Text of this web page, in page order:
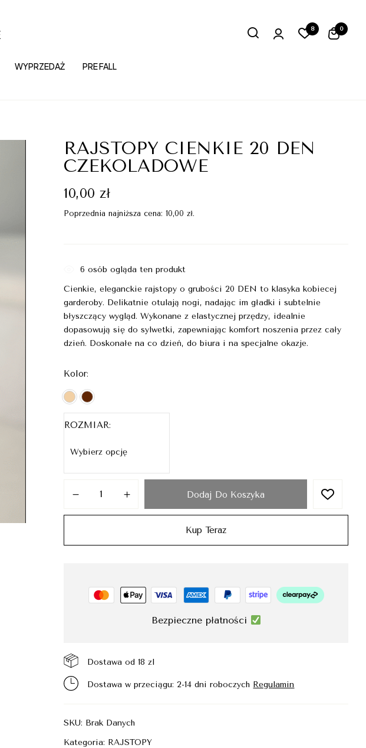
8 0
WYPRZEDAŻ PRE FALL
RAJSTOPY CIENKIE 20 DEN
CZEKOLADOWE
10,00zł
Poprzednia najniższa cena:10,00zł.
6 osób ogląda ten produkt
Cienkie, eleganckie rajstopy o grubości 20 DEN to klasyka kobiecej
garderoby. Delikatnie otulają nogi, nadając im gładki i subtelnie
błyszczący wygląd. Wykonane z elastycznej przędzy, idealnie
dopasowują się do sylwetki, zapewniając komfort noszenia przez cały
dzień. Doskonałe na co dzień, do biura i na specjalne okazje.
Kolor
ROZMIAR
Dodaj Do Koszyka
Kup Teraz
Bezpieczne płatności
Dostawa od 18 zl
Dostawa w przeciągu: 2-14 dni roboczych Regulamin
SKU: Brak Danych
Kategoria: RAJSTOPY